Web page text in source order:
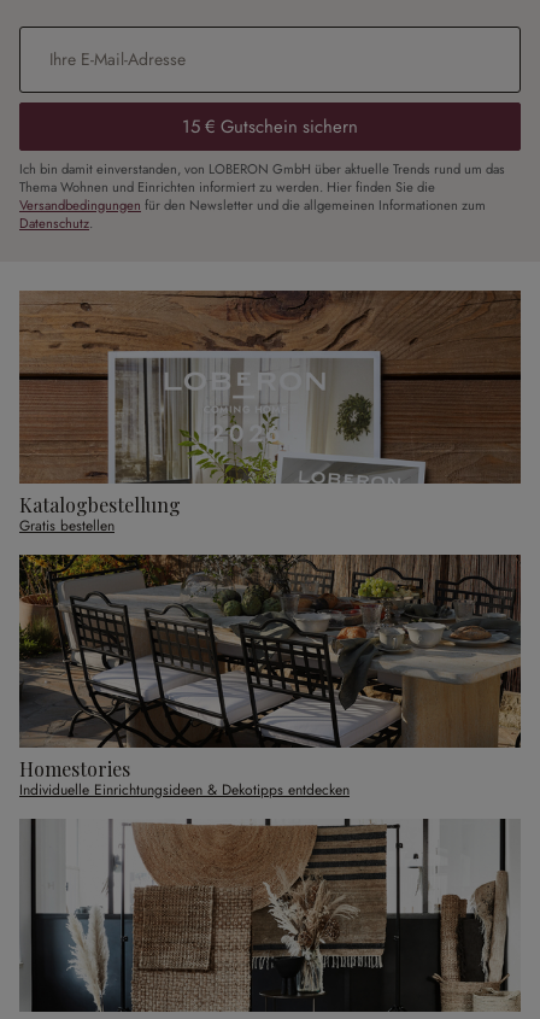
E-Mail-Adresse
15 € Gutschein sichern
Ich bin damit einverstanden, von LOBERON GmbH über aktuelle Trends rund um das
Thema Wohnen und Einrichten informiert zu werden. Hier finden Sie die
Versandbedingungen für den Newsletter und die allgemeinen Informationen zum
Datenschutz.
Katalogbestellung
Gratis bestellen
Homestories
Individuelle Einrichtungsideen & Dekotipps entdecken